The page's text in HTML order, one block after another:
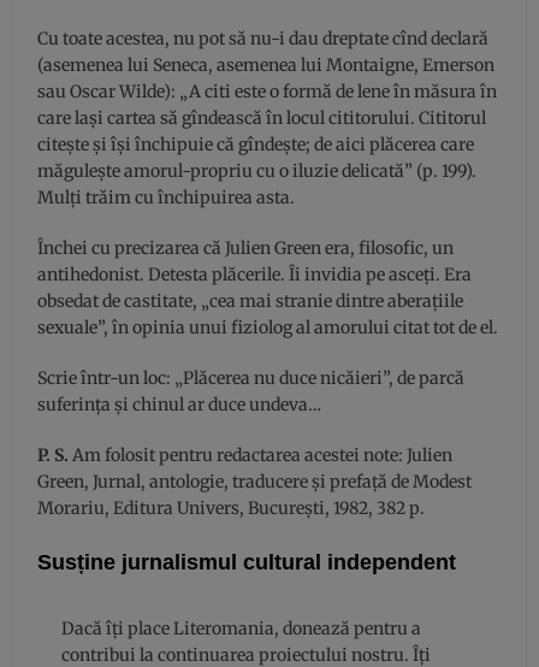
Cu toate acestea, nu pot să nu-i dau dreptate cînd declară
(asemenea lui Seneca, asemenea lui Montaigne, Emerson
sau Oscar Wilde): „A citi este o formă de lene în măsura în
care lași cartea să gîndească în locul cititorului. Cititorul
citește și își închipuie că gîndește; de aici plăcerea care
măgulește amorul-propriu cu o iluzie delicată” (p. 199).
Mulți trăim cu închipuirea asta.
Închei cu precizarea că Julien Green era, filosofic, un
antihedonist. Detesta plăcerile. Îi invidia pe asceți. Era
obsedat de castitate, „cea mai stranie dintre aberațiile
sexuale”, în opinia unui fiziolog al amorului citat tot de el.
Scrie într-un loc: „Plăcerea nu duce nicăieri”, de parcă
suferința și chinul ar duce undeva…
P. S. Am folosit pentru redactarea acestei note: Julien
Green, Jurnal, antologie, traducere și prefață de Modest
Morariu, Editura Univers, București, 1982, 382 p.
Susține jurnalismul cultural independent
Dacă îți place Literomania, donează pentru a
contribui la continuarea proiectului nostru. Îți